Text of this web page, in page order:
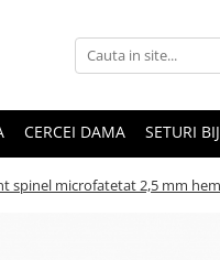
CERCEI DAMA SETURI
spinel microfatetat 2,5 mm